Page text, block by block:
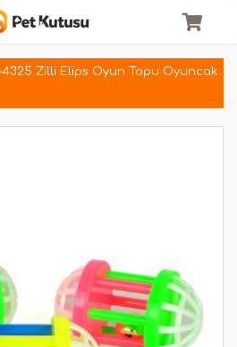
Zilli Elips Oyun Topu Oyuncak